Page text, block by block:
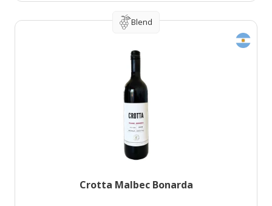
Blend
Crotta Malbec Bonarda